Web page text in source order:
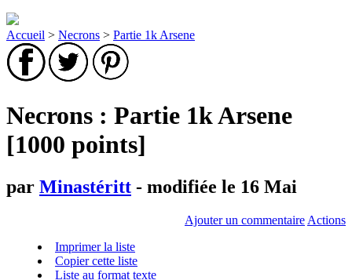
Accueil > Necrons > Partie 1k Arsene
Necrons : Partie 1k Arsene
[1000 points]
par Minastéritt - modifiée le 16 Mai
Ajouter un commentaire Actions
Imprimer la liste
Copier cette liste
Liste au format texte